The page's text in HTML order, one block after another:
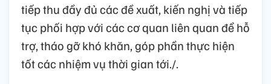
tiếp thu đầy đủ các đề xuất, kiến nghị và tiếp
tục phối hợp với các cơ quan liên quan để hỗ
trợ, tháo gỡ khó khăn, góp phần thực hiện
tốt các nhiệm vụ thời gian tới./.